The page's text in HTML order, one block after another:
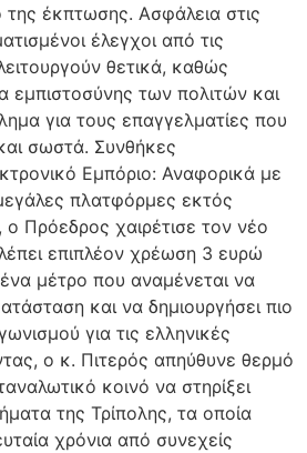
έκπτωσης. Ασφάλεια στις
έλεγχοι από τις
θετικά, καθώς
εμπιστοσύνης των πολιτών και
για τους επαγγελματίες που
σωστά. Συνθήκες
Εμπόριο: Αναφορικά με
πλατφόρμες εκτός
Πρόεδρος χαιρέτισε τον νέο
επιπλέον χρέωση 3 ευρώ
μέτρο που αναμένεται να
και να δημιουργήσει πιο
για τις ελληνικές
ο κ. Πιτερός απηύθυνε θερμό
κοινό να στηρίξει
της Τρίπολης, τα οποία
χρόνια από συνεχείς